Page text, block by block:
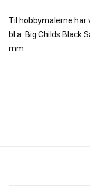
Til hobbymalerne har
bl.a. Big Childs Black
mm.